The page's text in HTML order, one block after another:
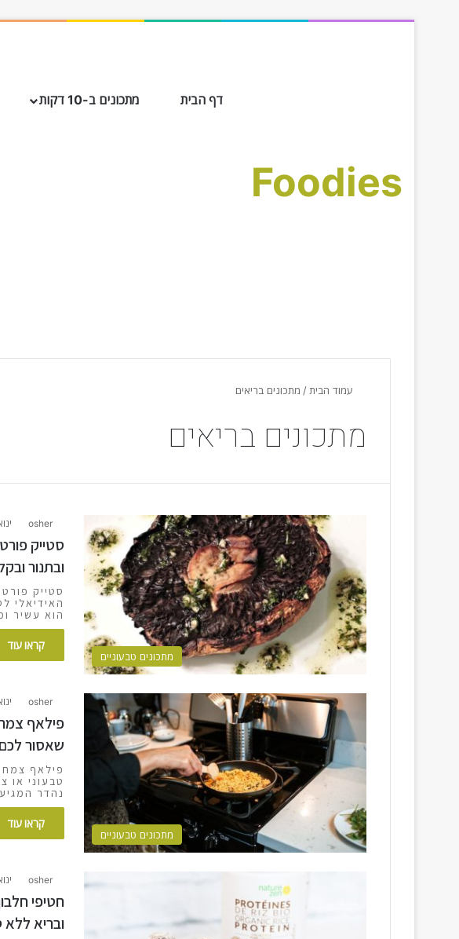
Foodies
דף הבית מתכונים ב-10 דקות
עמוד הבית / מתכונים בריאים
מתכונים בריאים
מתכונים טבעוניים
osher ינואר
ובתנור
סטייק
האידיאלי
הוא עשיר
קראו עוד
מתכונים טבעוניים
osher ינואר
פילאף
שאסור
פילאף
טבעוני או
נהדר
קראו עוד
osher ינואר
חטיפי
ובריא ללא